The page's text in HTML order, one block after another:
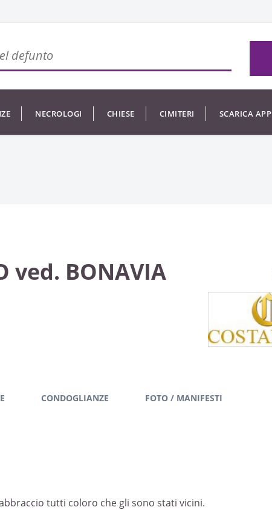
NECROLOGI CHIESE CIMITERI SCARICA APP
ved. BONAVIA
CONDOGLIANZE FOTO / MANIFESTI
tutti coloro che gli sono stati vicini.